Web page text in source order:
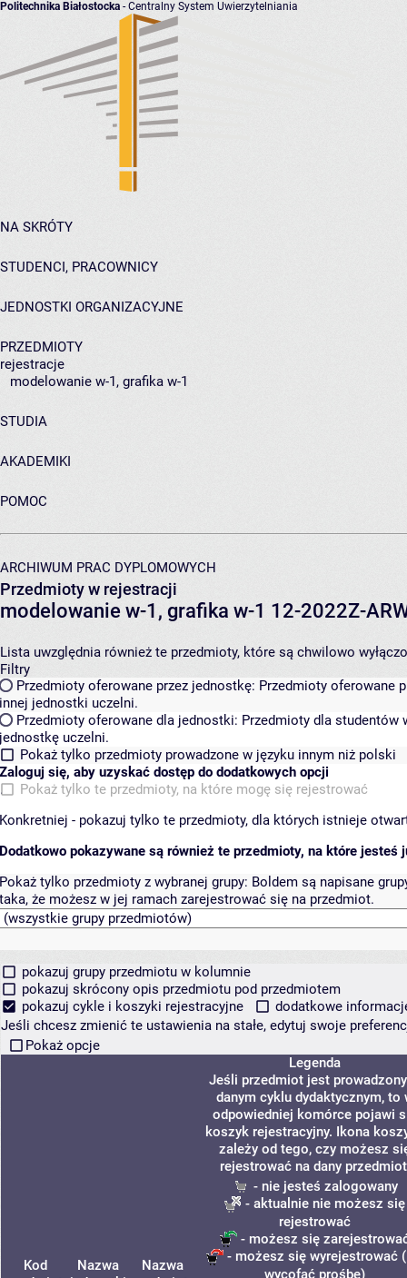
Politechnika Białostocka - Centralny System Uwierzytelniania
NA SKRÓTY
STUDENCI, PRACOWNICY
JEDNOSTKI ORGANIZACYJNE
PRZEDMIOTY
rejestracje
modelowanie w-1, grafika w-1
STUDIA
AKADEMIKI
POMOC
ARCHIWUM PRAC DYPLOMOWYCH
Przedmioty w rejestracji
modelowanie w-1, grafika w-1 12-2022Z-
Lista uwzględnia również te przedmioty, które są chwilowo
Filtry
Przedmioty oferowane przez jednostkę: Przedmioty oferowane
innej jednostki uczelni.
Przedmioty oferowane dla jednostki: Przedmioty dla studentów
jednostkę uczelni.
Pokaż tylko przedmioty prowadzone w języku innym niż polski
Zaloguj się, aby uzyskać dostęp do dodatkowych opcji
Pokaż tylko te przedmioty, na które mogę się rejestrować
Konkretniej - pokazuj tylko te przedmioty, dla których istnieje
Dodatkowo pokazywane są również te przedmioty, na które jesteś
Pokaż tylko przedmioty z wybranej grupy: Boldem są napisane
taka, że możesz w jej ramach zarejestrować się na przedmiot.
pokazuj grupy przedmiotu w kolumnie
pokazuj skrócony opis przedmiotu pod przedmiotem
pokazuj cykle i koszyki rejestracyjne
dodatkowe
Jeśli chcesz zmienić te ustawienia na stałe, edytuj swoje
Pokaż opcje
Kod
Nazwa
Nazwa
Legenda
Jeśli przedmiot jest
danym cyklu dydaktycznym, to
odpowiedniej komórce pojawi
koszyk rejestracyjny. Ikona
zależy od tego, czy możesz
rejestrować na dany
- nie jesteś zalogowany
- aktualnie nie możesz się
rejestrować
- możesz się
- możesz się wyrejestrować
wycofać prośbę)